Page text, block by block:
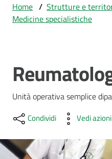
Emilia-
Romagna
Prestazioni
e
percorsi
di
cura
Home / Strutture e
Medicine specialistiche
Salta al contenuto
Unità operativa semplice
Condividi Vedi azioni